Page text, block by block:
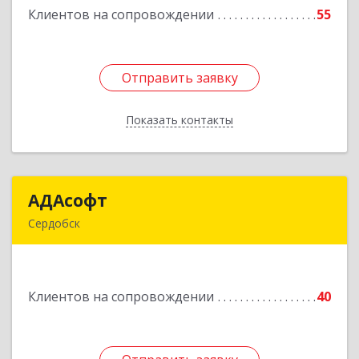
Клиентов на сопровождении 55
Отправить заявку
Показать контакты
Подробнее
Отправить заявку
Назад
АДАсофт
Сердобск
Клиентов на сопровождении 40
Подробнее